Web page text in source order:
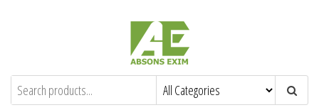
Absons Exim (Pvt) Ltd.Importers of Industrial & Domestic Gas
Cookers and Spares.